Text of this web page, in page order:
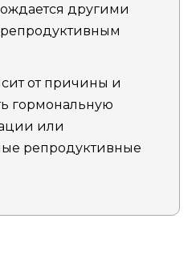
другими
от причины и
гормональную
или
репродуктивные